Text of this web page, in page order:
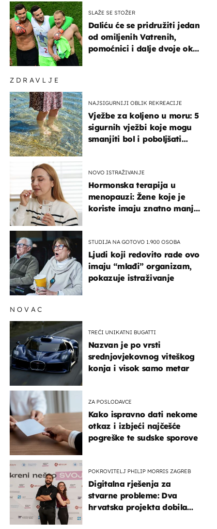
ZDRAVLJE
NAJSIGURNIJI OBLIK REKREACIJE
Vježbe za koljeno u moru: 5
sigurnih vježbi koje mogu
smanjiti bol i poboljšati
NOVO ISTRAŽIVANJE
Hormonska terapija u
menopauzi: Žene koje je
koriste imaju znatno manji
STUDIJA NA GOTOVO 1.900 OSOBA
Ljudi koji redovito rade ovo
imaju “mlađi” organizam,
pokazuje istraživanje
SLAŽE SE STOŽER
Daliću će se pridružiti jedan
od omiljenih Vatrenih,
pomoćnici i dalje dvoje oko
NOVAC
TREĆI UNIKATNI BUGATTI
Nazvan je po vrsti
srednjovjekovnog viteškog
konja i visok samo metar
ZA POSLODAVCE
Kako ispravno dati nekome
otkaz i izbjeći najčešće
pogreške te sudske sporove
POKROVITELJ PHILIP MORRIS ZAGREB
Digitalna rješenja za
stvarne probleme: Dva
hrvatska projekta dobila